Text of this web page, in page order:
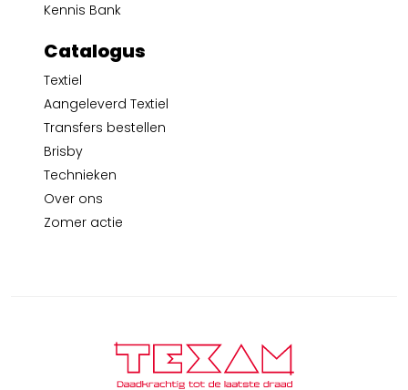
Kennis Bank
Catalogus
Textiel
Aangeleverd Textiel
Transfers bestellen
Brisby
Technieken
Over ons
Zomer actie